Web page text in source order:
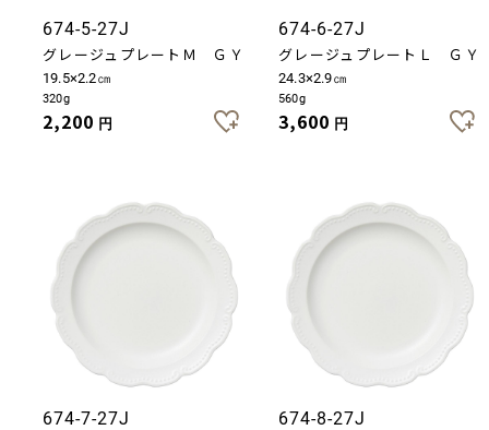
674-5-27J
グレージュプレートＭ ＧＹ
19.5×2.2㎝
320g
2,200 円
674-6-27J
グレージュプレートＬ ＧＹ
24.3×2.9㎝
560g
3,600 円
674-7-27J
674-8-27J